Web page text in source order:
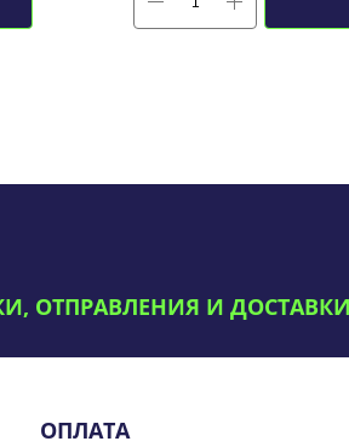
ОТПРАВЛЕНИЯ И
ОПЛАТА